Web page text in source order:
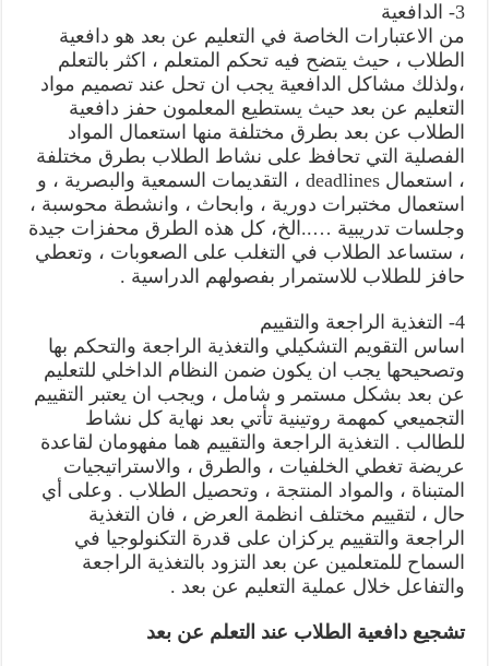
3- الدافعية
من الاعتبارات الخاصة في التعليم عن بعد هو دافعية
الطلاب ، حيث يتضح فيه تحكم المتعلم ، اكثر بالتعلم
،ولذلك مشاكل الدافعية يجب ان تحل عند تصميم مواد
التعليم عن بعد حيث يستطيع المعلمون حفز دافعية
الطلاب عن بعد بطرق مختلفة منها استعمال المواد
الفصلية التي تحافظ على نشاط الطلاب بطرق مختلفة
، استعمال deadlines ، التقديمات السمعية والبصرية ، و
استعمال مختبرات دورية ، وابحاث ، وانشطة محوسبة ،
وجلسات تدريبية …..الخ، كل هذه الطرق محفزات جيدة
، ستساعد الطلاب في التغلب على الصعوبات ، وتعطي
حافز للطلاب للاستمرار بفصولهم الدراسية .
4- التغذية الراجعة والتقييم
اساس التقويم التشكيلي والتغذية الراجعة والتحكم بها
وتصحيحها يجب ان يكون ضمن النظام الداخلي للتعليم
عن بعد بشكل مستمر و شامل ، ويجب ان يعتبر التقييم
التجميعي كمهمة روتينية تأتي بعد نهاية كل نشاط
للطالب . التغذية الراجعة والتقييم هما مفهومان لقاعدة
عريضة تغطي الخلفيات ، والطرق ، والاستراتيجيات
المتبناة ، والمواد المنتجة ، وتحصيل الطلاب . وعلى أي
حال ، لتقييم مختلف انظمة العرض ، فان التغذية
الراجعة والتقييم يركزان على قدرة التكنولوجيا في
السماح للمتعلمين عن بعد التزود بالتغذية الراجعة
والتفاعل خلال عملية التعليم عن بعد .
تشجيع دافعية الطلاب عند التعلم عن بعد